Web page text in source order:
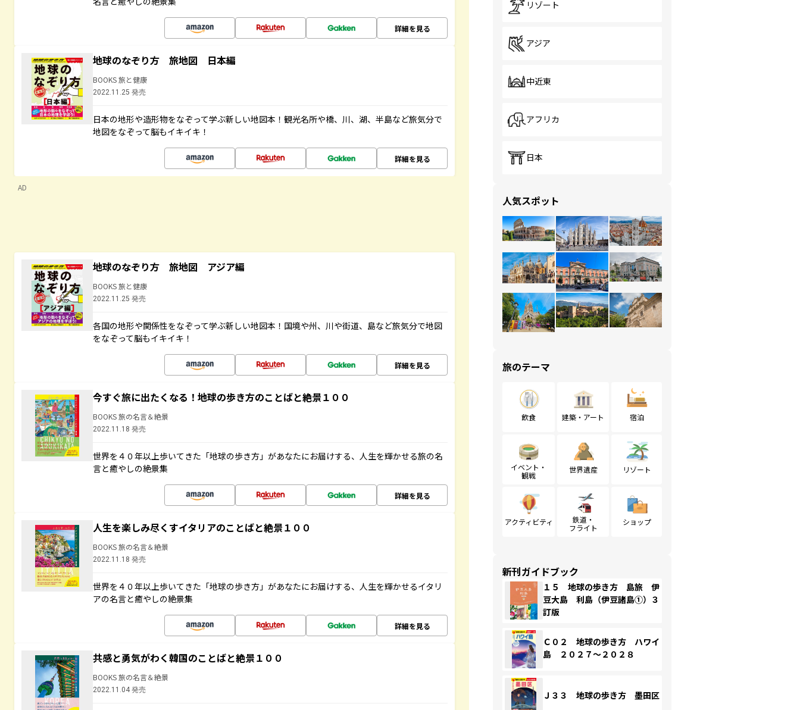
詳細を見る
地球のなぞり方 旅地図 日本編
BOOKS 旅と健康
2022.11.25 発売
日本の地形や造形物をなぞって学ぶ新しい地図本！観光名所や橋、川、湖、半島など旅気分で
地図をなぞって脳もイキイキ！
詳細を見る
AD
地球のなぞり方 旅地図 アジア編
BOOKS 旅と健康
2022.11.25 発売
各国の地形や関係性をなぞって学ぶ新しい地図本！国境や州、川や街道、島など旅気分で地図
をなぞって脳もイキイキ！
詳細を見る
今すぐ旅に出たくなる！地球の歩き方のことばと絶景１００
BOOKS 旅の名言＆絶景
2022.11.18 発売
世界を４０年以上歩いてきた「地球の歩き方」があなたにお届けする、人生を輝かせる旅の名
言と癒やしの絶景集
詳細を見る
人生を楽しみ尽くすイタリアのことばと絶景１００
BOOKS 旅の名言＆絶景
2022.11.18 発売
世界を４０年以上歩いてきた「地球の歩き方」があなたにお届けする、人生を輝かせるイタリ
アの名言と癒やしの絶景集
詳細を見る
共感と勇気がわく韓国のことばと絶景１００
BOOKS 旅の名言＆絶景
2022.11.04 発売
リゾート
アジア
中近東
アフリカ
日本
人気スポット
旅のテーマ
飲食 建築・アート 宿泊
イベント・
観戦
世界遺産 リゾート
アクティビティ
鉄道・
フライト
ショップ
新刊ガイドブック
１５ 地球の歩き方 島旅 伊
豆大島 利島（伊豆諸島①）３
訂版
Ｃ０２ 地球の歩き方 ハワイ
島 ２０２７～２０２８
Ｊ３３ 地球の歩き方 墨田区